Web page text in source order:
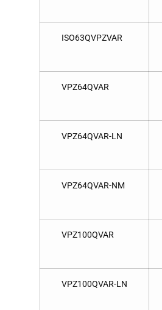
ISO63QVPZVAR
VPZ64QVAR
VPZ64QVAR-LN
VPZ64QVAR-NM
VPZ100QVAR
VPZ100QVAR-LN